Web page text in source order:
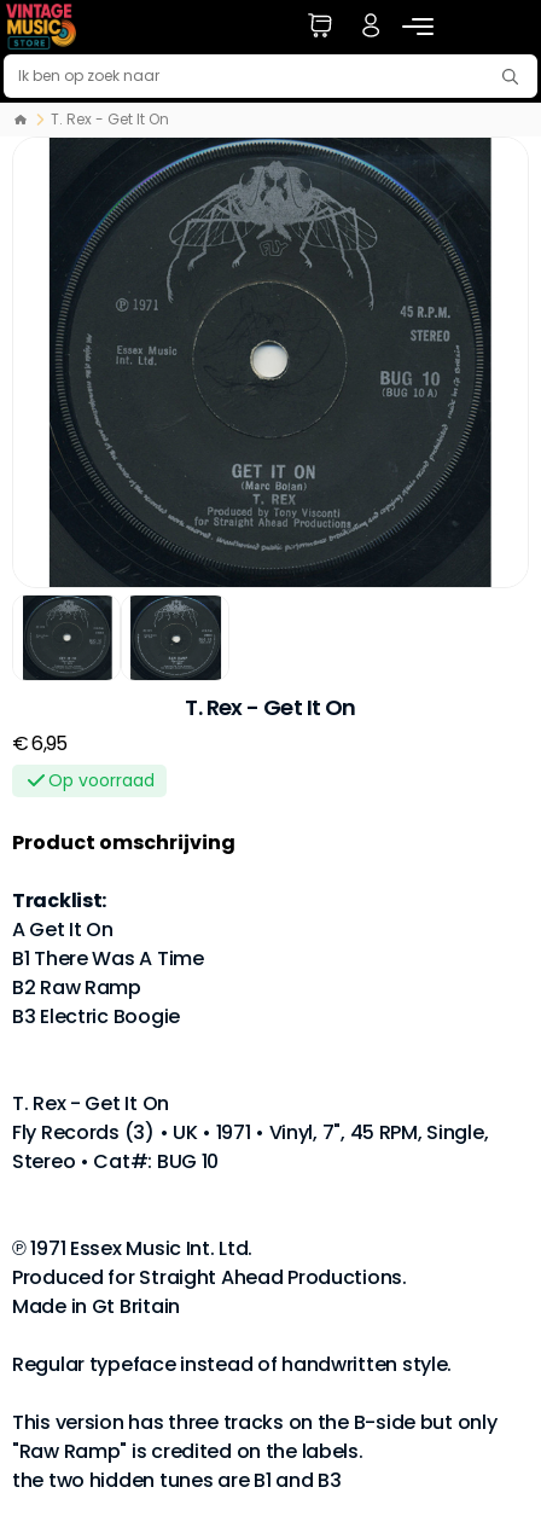
T. Rex - Get It On
T. Rex - Get It On
€ 6,95
Op voorraad
Product omschrijving
Tracklist:
A Get It On
B1 There Was A Time
B2 Raw Ramp
B3 Electric Boogie
T. Rex - Get It On
Fly Records (3) • UK • 1971 • Vinyl, 7", 45 RPM, Single,
Stereo • Cat#: BUG 10
℗ 1971 Essex Music Int. Ltd.
Produced for Straight Ahead Productions.
Made in Gt Britain
Regular typeface instead of handwritten style.
This version has three tracks on the B-side but only
"Raw Ramp" is credited on the labels.
the two hidden tunes are B1 and B3